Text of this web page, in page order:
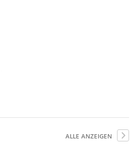
ALLE ANZEIGEN